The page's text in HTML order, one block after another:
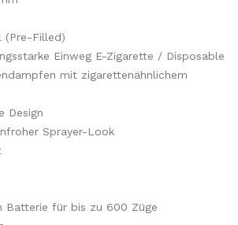
(Pre-Filled)
Einweg E-Zigarette / Disposable
mit zigarettenähnlichem
Design
Sprayer-Look
Batterie für bis zu 600 Züge